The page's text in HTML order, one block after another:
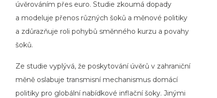
úvěrováním přes euro. Studie zkoumá dopady
a modeluje přenos různých šoků a měnové politiky
a zdůrazňuje roli pohybů směnného kurzu a povahy
šoků.
Ze studie vyplývá, že poskytování úvěrů v zahraniční
měně oslabuje transmisní mechanismus domácí
politiky pro globální nabídkové inflační šoky. Jinými